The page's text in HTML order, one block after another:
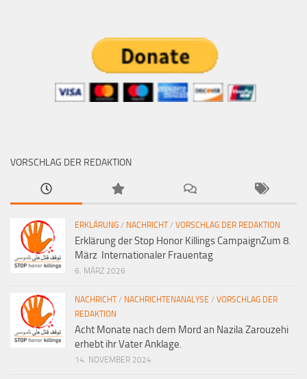
VORSCHLAG DER REDAKTION
ERKLÄRUNG / NACHRICHT/ VORSCHLAG DER REDAKTION
Erklärung der Stop Honor Killings CampaignZum 8.
März Internationaler Frauentag
6. MÄRZ 2026
NACHRICHT/ NACHRICHTENANALYSE / VORSCHLAG DER
REDAKTION
Acht Monate nach dem Mord an Nazila Zarouzehi
erhebt ihr Vater Anklage.
14. NOVEMBER 2024